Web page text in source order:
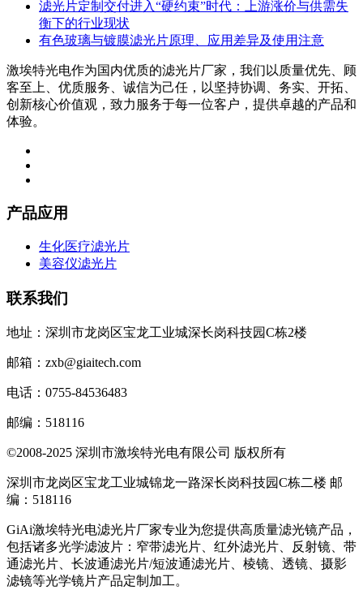
滤光片定制交付进入“硬约束”时代：上游涨价与供需失
衡下的行业现状
有色玻璃与镀膜滤光片原理、应用差异及使用注意
激埃特光电作为国内优质的滤光片厂家，我们以质量优先、顾
客至上、优质服务、诚信为己任，以坚持协调、务实、开拓、
创新核心价值观，致力服务于每一位客户，提供卓越的产品和
体验。
产品应用
生化医疗滤光片
美容仪滤光片
联系我们
地址：深圳市龙岗区宝龙工业城深长岗科技园C栋2楼
邮箱：zxb@giaitech.com
电话：0755-84536483
邮编：518116
©2008-2025 深圳市激埃特光电有限公司 版权所有
深圳市龙岗区宝龙工业城锦龙一路深长岗科技园C栋二楼 邮
编：518116
GiAi激埃特光电滤光片厂家专业为您提供高质量滤光镜产品，
包括诸多光学滤波片：窄带滤光片、红外滤光片、反射镜、带
通滤光片、长波通滤光片/短波通滤光片、棱镜、透镜、摄影
滤镜等光学镜片产品定制加工。